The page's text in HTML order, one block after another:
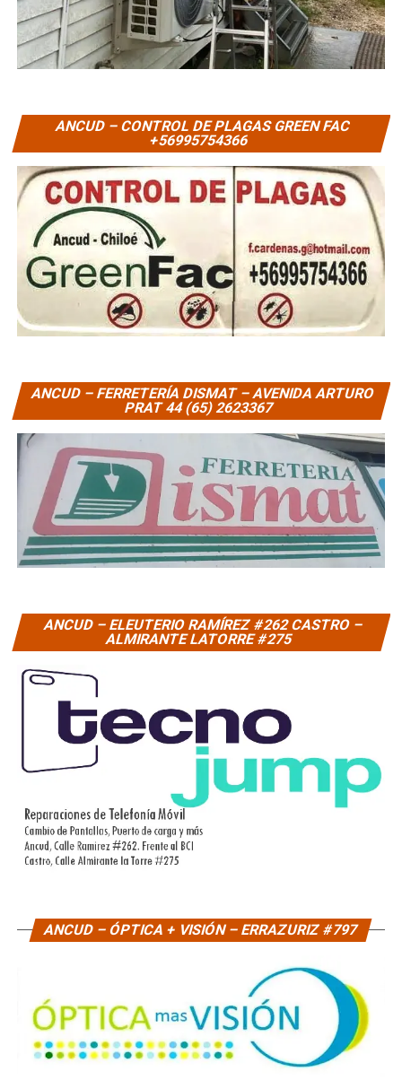
ANCUD – CONTROL DE PLAGAS GREEN FAC
+56995754366
ANCUD – FERRETERÍA DISMAT – AVENIDA ARTURO
PRAT 44 (65) 2623367
ANCUD – ELEUTERIO RAMÍREZ #262 CASTRO –
ALMIRANTE LATORRE #275
ANCUD – ÓPTICA + VISIÓN – ERRAZURIZ #797